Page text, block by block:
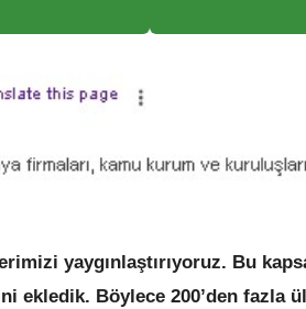
yaygınlaştırıyoruz. Bu
Böylece 200’den fazla